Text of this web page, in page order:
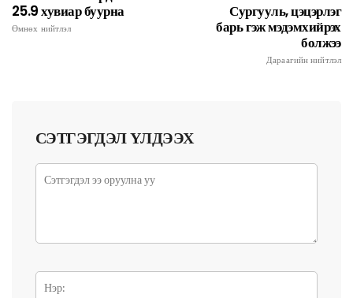
25.9 хувиар буурна
Өмнөх нийтлэл
Сургууль, цэцэрлэг
барь гэж мэдэмхийрэх
болжээ
Дараагийн нийтлэл
СЭТГЭГДЭЛ ҮЛДЭЭХ